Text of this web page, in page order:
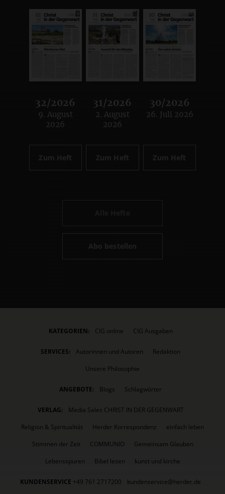
32/2026
:
9. August
2026
Zum Heft
31/2026
:
2. August
2026
Zum Heft
30/2026
:
26. Juli 2026
Zum Heft
Abo bestellen
KATEGORIEN: CIG online CIG Ausgaben
SERVICES: Autorinnen und Autoren
Redaktion
Unsere Philosophie
ANGEBOTE: Blogs Schlagwörter
VERLAG:
Media Sales CHRIST IN DER GEGENWART
Religion & Spiritualität
Herder Korrespondenz
einfach leben
Stimmen der Zeit
COMMUNIO
Gemeinsam Glauben
Lebensspuren
Bibel lesen kunst und kirche
KUNDENSERVICE +49 761 2717200
kundenservice@herder.de